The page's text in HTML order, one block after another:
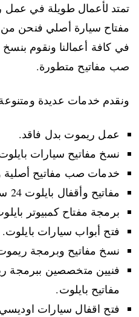
تمتد لأعمال طويلة في
مفتاح سيارة أصلي فنحن من
في كافة أعمالنا ونقوم
صب مفاتيح متطورة.
ونقدم خدمات عديدة
عمل ريموت بدل فاقد.
نسخ مفاتيح سيارات
خدمات صب مفاتيح أصلية
مفاتيح وأقفال بايلوت 24 ساعة.
برمجة مفتاح كمبيوتر
فتح أبواب سيارات بايلوت.
نسخ مفاتيح وبرمجة
فنيين متخصصين ببرمجة
مفاتيح بايلوت.
فتح اقفال سيارات اوديسي